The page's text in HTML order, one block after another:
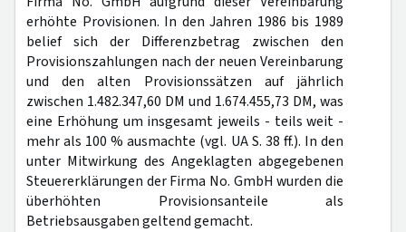
erhöhte Provisionen. In den Jahren 1986 bis 1989
belief sich der Differenzbetrag zwischen den
Provisionszahlungen nach der neuen Vereinbarung
und den alten Provisionssätzen auf jährlich
zwischen 1.482.347,60 DM und 1.674.455,73 DM, was
eine Erhöhung um insgesamt jeweils - teils weit -
mehr als 100 % ausmachte (vgl. UA S. 38 ff.). In den
unter Mitwirkung des Angeklagten abgegebenen
Steuererklärungen der Firma No. GmbH wurden die
überhöhten Provisionsanteile als
Betriebsausgaben geltend gemacht.